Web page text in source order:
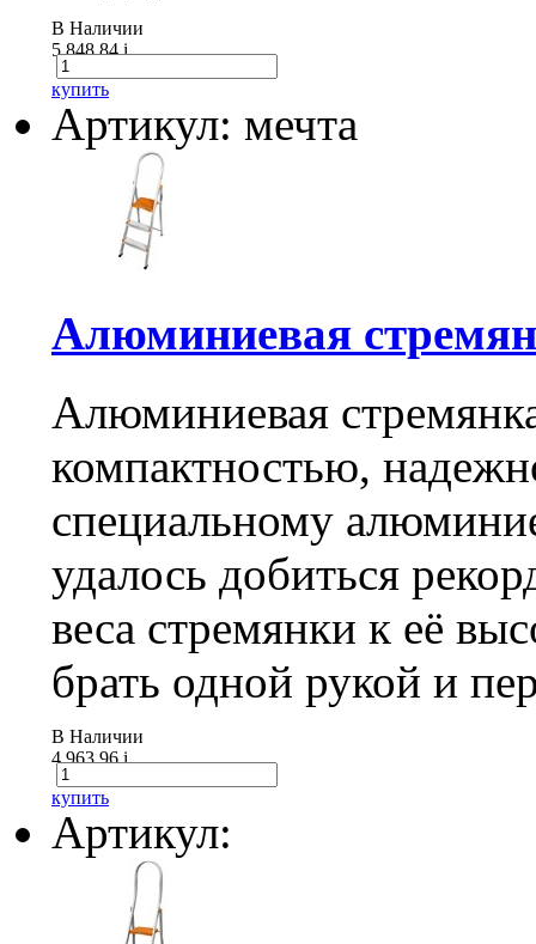
В Наличии
5 848.84i
купить
Артикул: мечта
Алюминиевая
Алюминиевая
компактностью,
специальному
удалось добиться
веса стремянки к её
брать одной рукой и
В Наличии
4 963.96i
купить
Артикул: